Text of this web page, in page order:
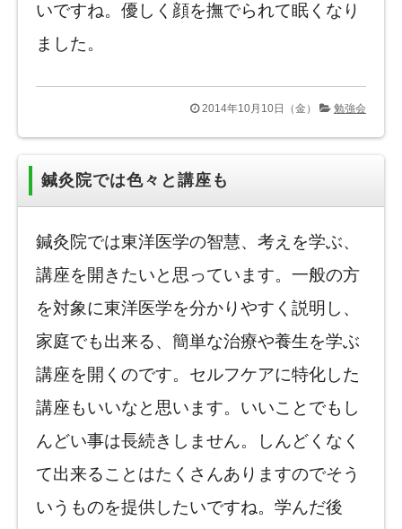
いですね。優しく顔を撫でられて眠くなり
ました。
2014年10月10日（金） 勉強会
鍼灸院では色々と講座も
鍼灸院では東洋医学の智慧、考えを学ぶ、
講座を開きたいと思っています。一般の方
を対象に東洋医学を分かりやすく説明し、
家庭でも出来る、簡単な治療や養生を学ぶ
講座を開くのです。セルフケアに特化した
講座もいいなと思います。いいことでもし
んどい事は長続きしません。しんどくなく
て出来ることはたくさんありますのでそう
いうものを提供したいですね。学んだ後